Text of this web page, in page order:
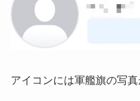
アイコンには軍艦旗の写真